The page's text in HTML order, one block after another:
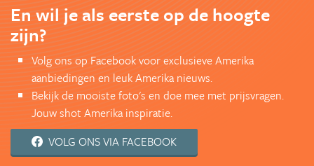
En wil je als eerste op de hoogte
zijn?
Volg ons op Facebook voor exclusieve Amerika
aanbiedingen en leuk Amerika nieuws.
Bekijk de mooiste foto's en doe mee met prijsvragen.
Jouw shot Amerika inspiratie.
VOLG ONS VIA FACEBOOK